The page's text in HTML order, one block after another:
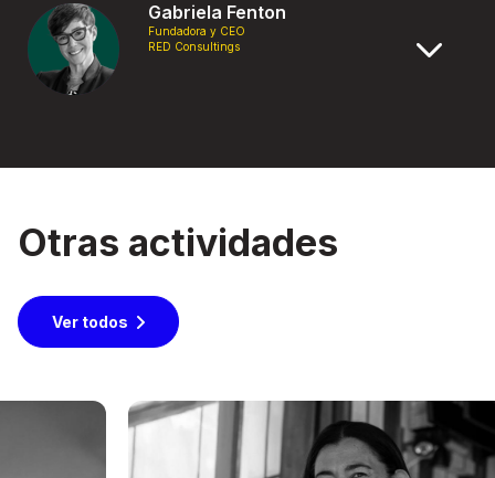
Gabriela Fenton
Fundadora y CEO
RED Consultings
Otras actividades
Ver todos